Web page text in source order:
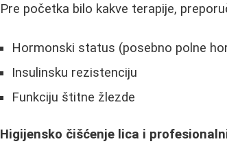
Pre početka bilo kakve terapije,
Hormonski status (posebno polne
Insulinsku rezistenciju
Funkciju štitne žlezde
Higijensko čišćenje lica i